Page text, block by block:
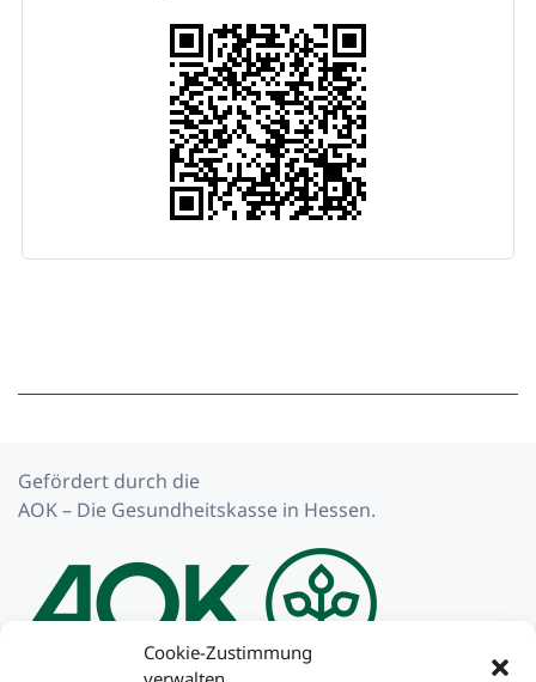
Cookie-Zustimmung
Gefördert durch die
AOK – Die Gesundheitskasse in Hessen.